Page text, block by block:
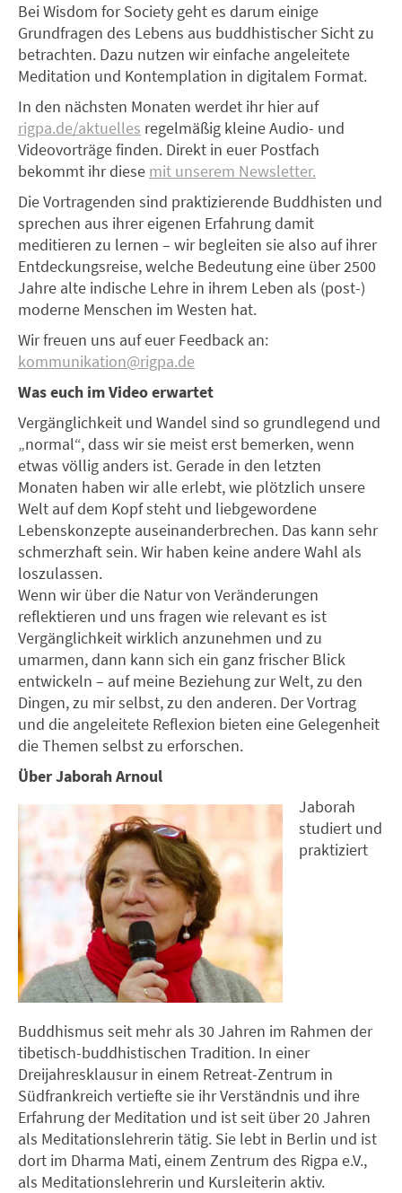
Bei Wisdom for Society geht es darum einige
Grundfragen des Lebens aus buddhistischer Sicht zu
betrachten. Dazu nutzen wir einfache angeleitete
Meditation und Kontemplation in digitalem Format.
In den nächsten Monaten werdet ihr hier auf
rigpa.de/aktuelles regelmäßig kleine Audio- und
Videovorträge finden. Direkt in euer Postfach
bekommt ihr diese mit unserem Newsletter.
Die Vortragenden sind praktizierende Buddhisten und
sprechen aus ihrer eigenen Erfahrung damit
meditieren zu lernen – wir begleiten sie also auf ihrer
Entdeckungsreise, welche Bedeutung eine über 2500
Jahre alte indische Lehre in ihrem Leben als (post-)
moderne Menschen im Westen hat.
Wir freuen uns auf euer Feedback an:
kommunikation@rigpa.de
Was euch im Video erwartet
Vergänglichkeit und Wandel sind so grundlegend und
„normal“, dass wir sie meist erst bemerken, wenn
etwas völlig anders ist. Gerade in den letzten
Monaten haben wir alle erlebt, wie plötzlich unsere
Welt auf dem Kopf steht und liebgewordene
Lebenskonzepte auseinanderbrechen. Das kann sehr
schmerzhaft sein. Wir haben keine andere Wahl als
loszulassen.
Wenn wir über die Natur von Veränderungen
reflektieren und uns fragen wie relevant es ist
Vergänglichkeit wirklich anzunehmen und zu
umarmen, dann kann sich ein ganz frischer Blick
entwickeln – auf meine Beziehung zur Welt, zu den
Dingen, zu mir selbst, zu den anderen. Der Vortrag
und die angeleitete Reflexion bieten eine Gelegenheit
die Themen selbst zu erforschen.
Über Jaborah Arnoul
Jaborah
studiert und
praktiziert
Buddhismus seit mehr als 30 Jahren im Rahmen der
tibetisch-buddhistischen Tradition. In einer
Dreijahresklausur in einem Retreat-Zentrum in
Südfrankreich vertiefte sie ihr Verständnis und ihre
Erfahrung der Meditation und ist seit über 20 Jahren
als Meditationslehrerin tätig. Sie lebt in Berlin und ist
dort im Dharma Mati, einem Zentrum des Rigpa e.V.,
als Meditationslehrerin und Kursleiterin aktiv.